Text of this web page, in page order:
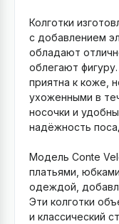
Колготки
с добавлением
обладают
облегают
приятна к коже,
ухоженными в
носочки и
надёжность
Модель Conte
платьями,
одеждой,
Эти колготки
и классический